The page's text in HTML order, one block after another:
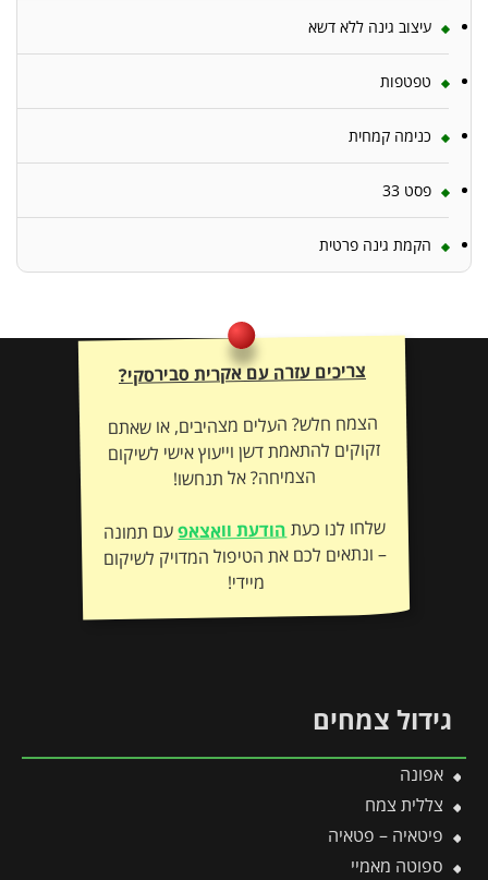
עיצוב גינה ללא דשא
טפטפות
כנימה קמחית
פסט 33
הקמת גינה פרטית
צריכים עזרה עם אקרית סבירסקי?
הצמח חלש? העלים מצהיבים, או שאתם
זקוקים להתאמת דשן וייעוץ אישי לשיקום
הצמיחה? אל תנחשו!
שלחו לנו כעתהודעת וואצאפעם תמונה
– ונתאים לכם את הטיפול המדויק לשיקום
מיידי!
גידול צמחים
אפונה
צללית צמח
פיטאיה – פטאיה
ספוטה מאמיי